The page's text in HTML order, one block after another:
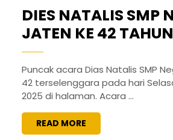
DIES NATALIS SMP
JATEN KE 42
Puncak acara Dias Natalis SMP Negeri 1 Jaten ke
42 terselenggara pada hari
2025 di halaman. Acara ...
READ MORE